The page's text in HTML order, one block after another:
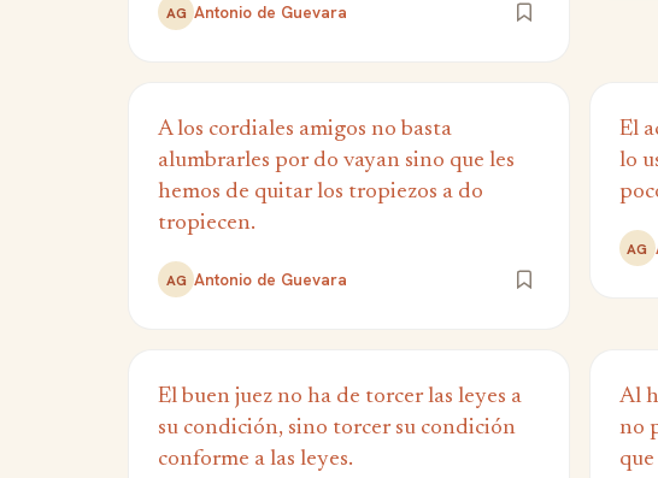
AG Antonio de Guevara
A los cordiales amigos no basta
alumbrarles por do vayan sino que les
hemos de quitar los tropiezos a do
tropiecen.
AG Antonio de Guevara
El
lo
AG
El buen juez no ha de torcer las leyes a
su condición, sino torcer su condición
conforme a las leyes.
Al
no